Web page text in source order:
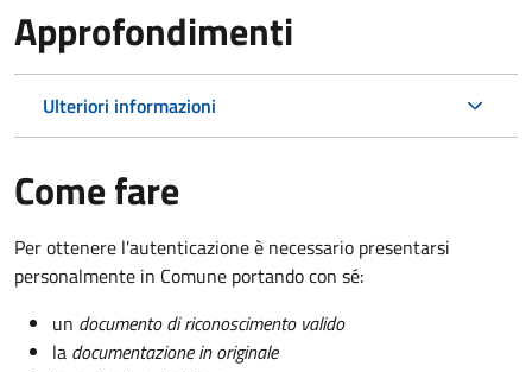
Approfondimenti
Ulteriori informazioni
Come fare
Per ottenere l'autenticazione è necessario presentarsi
personalmente in Comune portando con sé:
un documento di riconoscimento valido
la documentazione in originale